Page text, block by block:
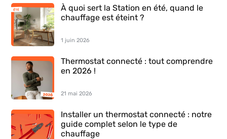
À quoi sert la Station en été, quand le
chauffage est éteint ?
1 juin 2026
Thermostat connecté : tout comprendre
en 2026 !
21 mai 2026
Installer un thermostat connecté : notre
guide complet selon le type de
chauffage